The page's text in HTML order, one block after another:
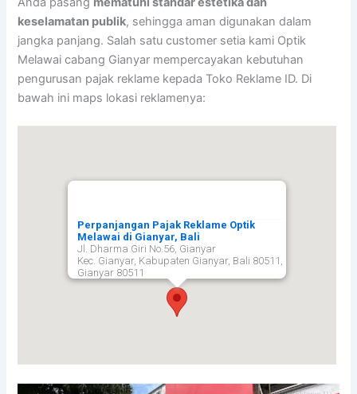
keselamatan publik, sehingga aman digunakan dalam
jangka panjang. Salah satu customer setia kami Optik
Melawai cabang Gianyar mempercayakan kebutuhan
pengurusan pajak reklame kepada Toko Reklame ID. Di
bawah ini maps lokasi reklamenya:
Perpanjangan Pajak Reklame Optik
Melawai di Gianyar, Bali
Jl. Dharma Giri No.56, Gianyar
Kec. Gianyar, Kabupaten Gianyar, Bali 80511,
Gianyar 80511